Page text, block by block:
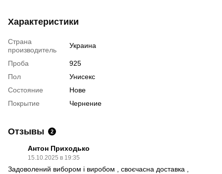
Характеристики
Страна
производитель
Украина
Проба
925
Пол
Унисекс
Состояние
Нове
Покрытие
Чернение
Отзывы 2
Антон Приходько
15.10.2025 в 19:35
Задоволений вибором і виробом , своєчасна доставка ,